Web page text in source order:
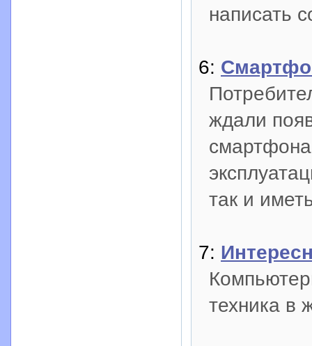
написать
6:
ждали
так и
7:
техника в